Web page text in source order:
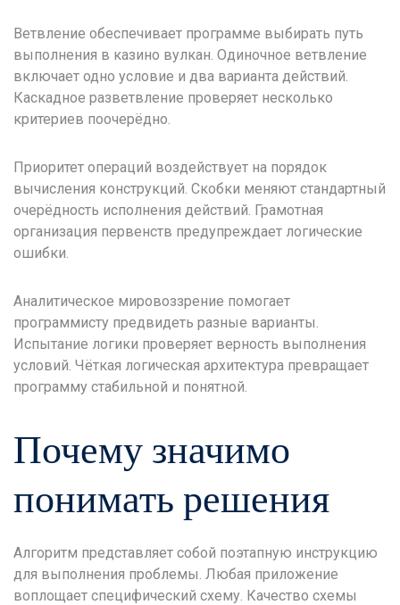
Ветвление обеспечивает программе выбирать путь
выполнения в казино вулкан. Одиночное ветвление
включает одно условие и два варианта действий.
Каскадное разветвление проверяет несколько
критериев поочерёдно.
Приоритет операций воздействует на порядок
вычисления конструкций. Скобки меняют стандартный
очерёдность исполнения действий. Грамотная
организация первенств предупреждает логические
ошибки.
Аналитическое мировоззрение помогает
программисту предвидеть разные варианты.
Испытание логики проверяет верность выполнения
условий. Чёткая логическая архитектура превращает
программу стабильной и понятной.
Почему значимо
понимать решения
Алгоритм представляет собой поэтапную инструкцию
для выполнения проблемы. Любая приложение
воплощает специфический схему. Качество схемы